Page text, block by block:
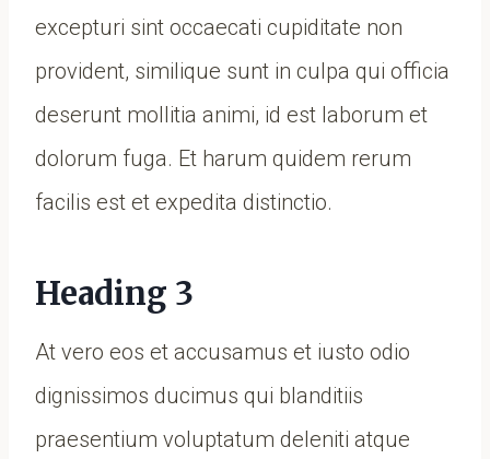
excepturi sint occaecati cupiditate non
provident, similique sunt in culpa qui officia
deserunt mollitia animi, id est laborum et
dolorum fuga. Et harum quidem rerum
facilis est et expedita distinctio.
Heading 3
At vero eos et accusamus et iusto odio
dignissimos ducimus qui blanditiis
praesentium voluptatum deleniti atque